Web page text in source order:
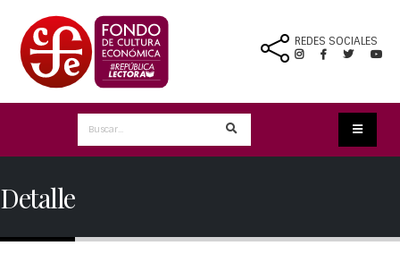
REDES SOCIALES
Detalle